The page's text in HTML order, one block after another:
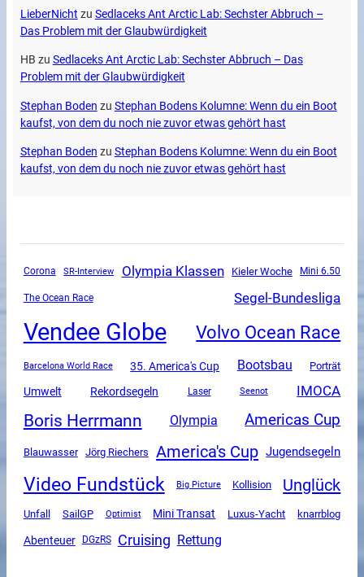
LieberNicht zu Sedlaceks Ant Arctic Lab: Sechster Abbruch –
Das Problem mit der Glaubwürdigkeit
HB zu Sedlaceks Ant Arctic Lab: Sechster Abbruch – Das
Problem mit der Glaubwürdigkeit
Stephan Boden zu Stephan Bodens Kolumne: Wenn du ein Boot
kaufst, von dem du noch nie zuvor etwas gehört hast
Stephan Boden zu Stephan Bodens Kolumne: Wenn du ein Boot
kaufst, von dem du noch nie zuvor etwas gehört hast
Corona SR-Interview Olympia Klassen Kieler Woche Mini 6.50
The Ocean Race Segel-Bundesliga
Vendee Globe Volvo Ocean Race
Barcelona World Race 35. America's Cup Bootsbau Porträt
Umwelt Rekordsegeln Laser Seenot IMOCA
Boris Herrmann Olympia Americas Cup
Blauwasser Jörg Riechers America's Cup Jugendsegeln
Video Fundstück Big Picture Kollision Unglück
Unfall SailGP Optimist Mini Transat Luxus-Yacht knarrblog
Abenteuer DGzRS Cruising Rettung